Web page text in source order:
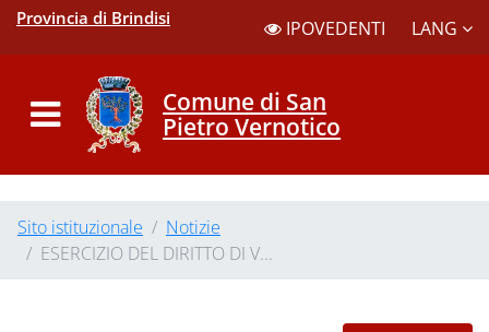
Provincia di Brindisi IPOVEDENTI LANG
Comune di San
Pietro Vernotico
Sito istituzionale
Notizie
ESERCIZIO DEL DIRITTO DI V...